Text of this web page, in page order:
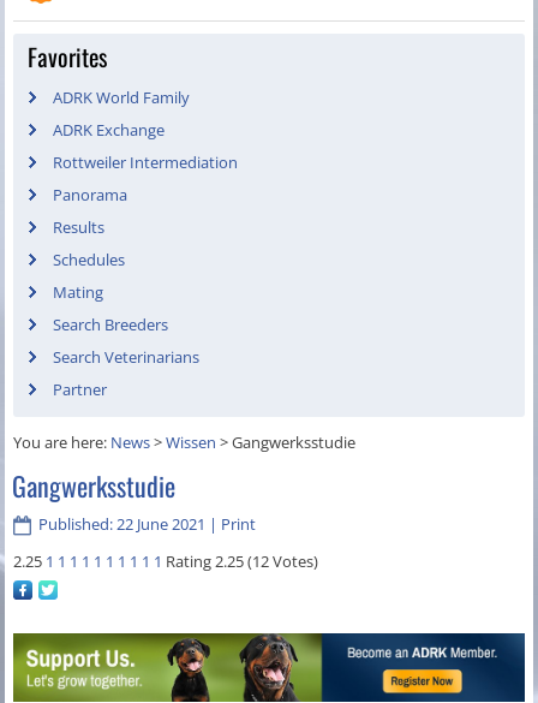
Favorites
ADRK World Family
ADRK Exchange
Rottweiler Intermediation
Panorama
Results
Schedules
Mating
Search Breeders
Search Veterinarians
Partner
You are here: News>Wissen >Gangwerksstudie
Gangwerksstudie
Published: 22 June 2021 | Print
2.25 1 1 1 1 1 1 1 1 1 1 Rating 2.25 (12 Votes)